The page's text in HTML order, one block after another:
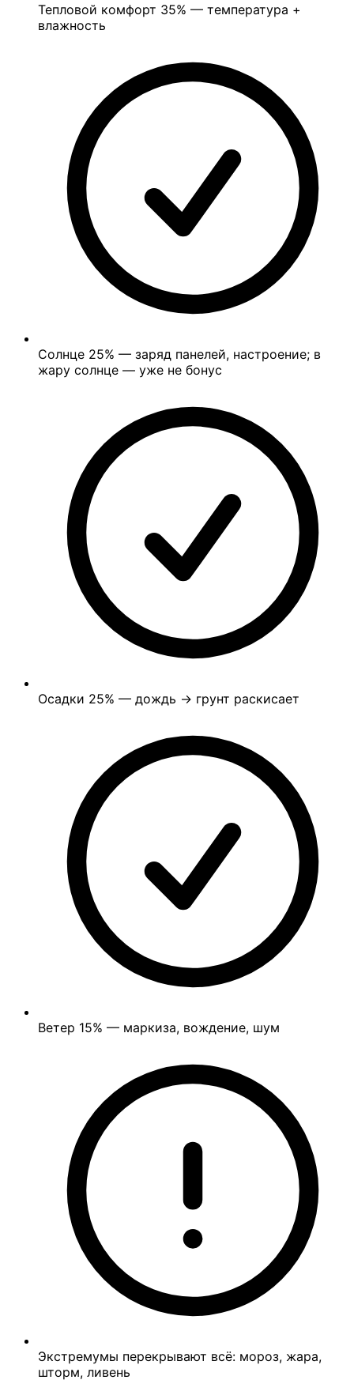
Тепловой комфорт 35% — температура +
влажность
Солнце 25% — заряд панелей, настроение; в
жару солнце — уже не бонус
Осадки 25% — дождь → грунт раскисает
Ветер 15% — маркиза, вождение, шум
Экстремумы перекрывают всё: мороз, жара,
шторм, ливень